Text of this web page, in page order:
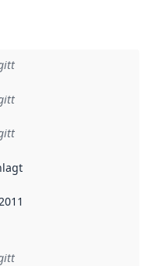
når dataa i dette